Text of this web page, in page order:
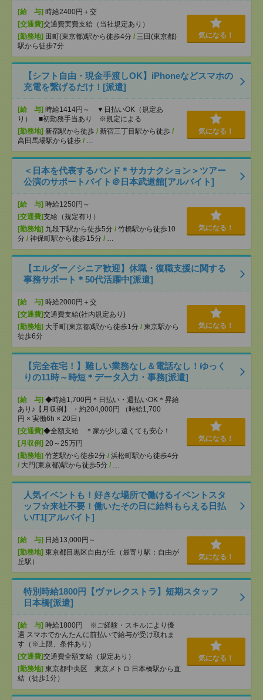
[給 与] 時給2400円＋交
[交通費]交通費実費支給（当社規定あり）
[勤務地] 田町(東京都)駅から徒歩4分 / 三田(東京都)
駅から徒歩7分
気になる！
【シフト自由・現金手渡しOK】iPhoneなどスマホの
充電を繋げるだけ！[派遣]
[給 与] 時給1414円～ ▼日払いOK（規定あ
り） ■初勤務手当あり ※規定による
[勤務地] 新宿駅から徒歩 / 新宿三丁目駅から徒歩 /
高田馬場駅から徒歩 /
気になる！
＜日本を代表するバンド＊サカナクション＞ツアー
公演のサポートバイト＠日本武道館[アルバイト]
[給 与] 時給1250円～
[交通費]支給（規定有り）
[勤務地] 九段下駅から徒歩5分 / 竹橋駅から徒歩10
分 / 神保町駅から徒歩15分 /
気になる！
【エルダー／シニア歓迎】休職・復職支援に関する
事務サポート＊50代活躍中[派遣]
[給 与] 時給2000円＋交
[交通費]交通費支給(社内規定あり)
[勤務地] 大手町(東京都)駅から徒歩1分 / 東京駅から
徒歩6分
気になる！
【完全在宅！】難しい業務なし＆電話なし！ゆっく
りの11時～時短＊データ入力・事務[派遣]
[給 与] ◆時給1,700円＊日払い・週払いOK＊昇給
あり♪【月収例】 ・約204,000円 （時給1,700
円 × 実働6h × 20日）
[交通費]◆全額支給 ＊家が少し遠くても安心！
[月収例] 20～25万円
[勤務地] 竹芝駅から徒歩2分 / 浜松町駅から徒歩4分
/ 大門(東京都)駅から徒歩5分 /
気になる！
人気イベントも！好きな場所で働けるイベントスタ
ッフ☆来社不要！働いたその日に給料もらえる日払
い/T1[アルバイト]
[給 与] 日給13,000円～
[勤務地] 東京都目黒区自由が丘（最寄り駅：自由が
丘駅）
気になる！
特別時給1800円【ヴァレクストラ】短期スタッフ
日本橋[派遣]
[給 与] 時給1800円 ※ご経験・スキルにより優
遇 スマホでかんたんに前払いで給与が受け取れま
す（※上限、条件あり）
[交通費]交通費全額支給（規定あり）
[勤務地] 東京都中央区 東京メトロ 日本橋駅から直
結（徒歩1分）
気になる！